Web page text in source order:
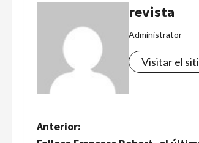
revista
Administrator
Visitar el
N
Anterior: